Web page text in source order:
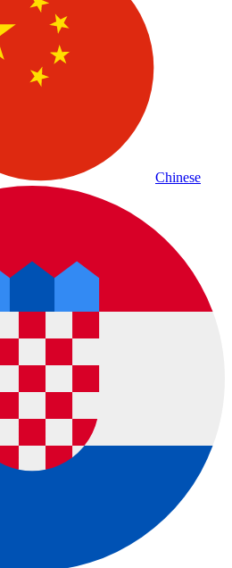
Chinese